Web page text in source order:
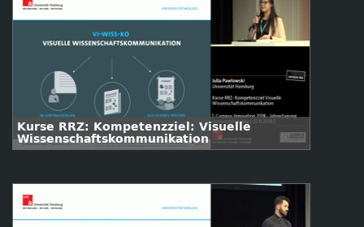
Kurse RRZ: Kompetenzziel: Visuelle
Wissenschaftskommunikation